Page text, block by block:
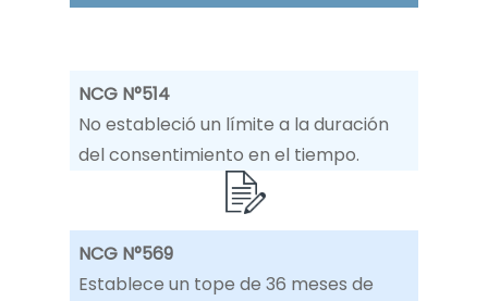
NCG N°514
No estableció un límite a la duración
del consentimiento en el tiempo.
NCG N°569
Establece un tope de 36 meses de